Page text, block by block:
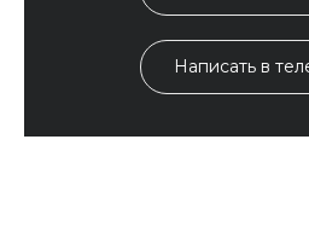
Написать в